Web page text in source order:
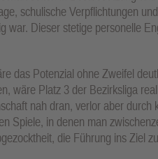
schulische Verpflichtungen
war. Dieser stetige personelle
das Potenzial ohne Zweifel
wäre Platz 3 der Bezirksliga
nah dran, verlor aber
Spiele, in denen man
die Führung ins Ziel